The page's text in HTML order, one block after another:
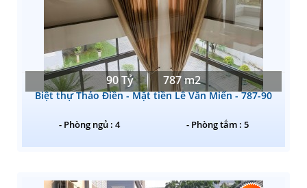
90 Tỷ 787 m2
Biệt thự Thảo Điền - Mặt tiền Lê Văn Miến - 787-90
- Phòng ngủ : 4 - Phòng tắm : 5